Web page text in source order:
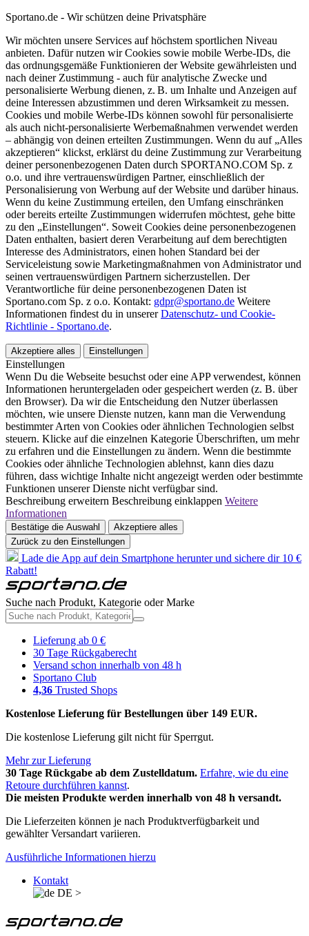
Sportano.de - Wir schützen deine Privatsphäre
Wir möchten unsere Services auf höchstem sportlichen Niveau
anbieten. Dafür nutzen wir Cookies sowie mobile Werbe-IDs, die
das ordnungsgemäße Funktionieren der Website gewährleisten und
nach deiner Zustimmung - auch für analytische Zwecke und
personalisierte Werbung dienen, z. B. um Inhalte und Anzeigen auf
deine Interessen abzustimmen und deren Wirksamkeit zu messen.
Cookies und mobile Werbe-IDs können sowohl für personalisierte
als auch nicht-personalisierte Werbemaßnahmen verwendet werden
– abhängig von deinen erteilten Zustimmungen. Wenn du auf „Alles
akzeptieren“ klickst, erklärst du deine Zustimmung zur Verarbeitung
deiner personenbezogenen Daten durch SPORTANO.COM Sp. z
o.o. und ihre vertrauenswürdigen Partner, einschließlich der
Personalisierung von Werbung auf der Website und darüber hinaus.
Wenn du keine Zustimmung erteilen, den Umfang einschränken
oder bereits erteilte Zustimmungen widerrufen möchtest, gehe bitte
zu den „Einstellungen“. Soweit Cookies deine personenbezogenen
Daten enthalten, basiert deren Verarbeitung auf dem berechtigten
Interesse des Administrators, einen hohen Standard bei der
Serviceleistung sowie Marketingmaßnahmen von Administrator und
seinen vertrauenswürdigen Partnern sicherzustellen. Der
Verantwortliche für deine personenbezogenen Daten ist
Sportano.com Sp. z o.o. Kontakt: gdpr@sportano.de Weitere
Informationen findest du in unsererDatenschutz- und Cookie-
Richtlinie - Sportano.de.
Akzeptiere alles Einstellungen
Einstellungen
Wenn Du die Webseite besuchst oder eine APP verwendest, können
Informationen heruntergeladen oder gespeichert werden (z. B. über
den Browser). Da wir die Entscheidung den Nutzer überlassen
möchten, wie unsere Dienste nutzen, kann man die Verwendung
bestimmter Arten von Cookies oder ähnlichen Technologien selbst
steuern. Klicke auf die einzelnen Kategorie Überschriften, um mehr
zu erfahren und die Einstellungen zu ändern. Wenn die bestimmte
Cookies oder ähnliche Technologien ablehnst, kann dies dazu
führen, dass wichtige Inhalte nicht angezeigt werden oder bestimmte
Funktionen unserer Dienste nicht verfügbar sind.
Beschreibung erweitern Beschreibung einklappen Weitere
Informationen
Bestätige die Auswahl
Akzeptiere alles
Zurück zu den Einstellungen
Lade die App auf dein Smartphone herunter und sichere dir 10 €
Rabatt!
Suche nach Produkt, Kategorie oder Marke
Lieferung ab 0 €
30 Tage Rückgaberecht
Versand schon innerhalb von 48 h
Sportano Club
4,36 Trusted Shops
Kostenlose Lieferung für Bestellungen über 149 EUR.
Die kostenlose Lieferung gilt nicht für Sperrgut.
Mehr zur Lieferung
30 Tage Rückgabe ab dem Zustelldatum. Erfahre, wie du eine
Retoure durchführen kannst.
Die meisten Produkte werden innerhalb von 48 h versandt.
Die Lieferzeiten können je nach Produktverfügbarkeit und
gewählter Versandart variieren.
Ausführliche Informationen hierzu
Kontakt
DE >